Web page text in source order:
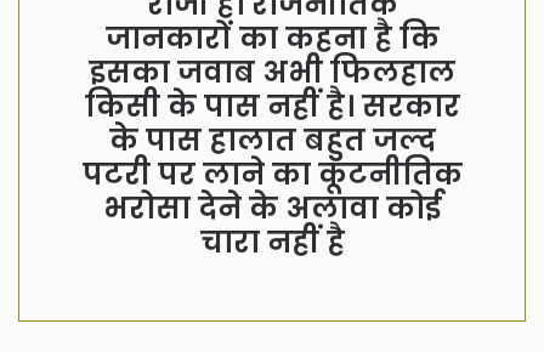
जानकारों का कहना है कि
इसका जवाब अभी फिलहाल
किसी के पास नहीं है। सरकार
के पास हालात बहुत जल्द
पटरी पर लाने का कूटनीतिक
भरोसा देने के अलावा कोई
चारा नहीं है